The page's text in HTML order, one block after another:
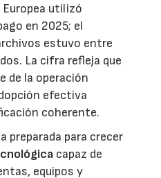
Europea utilizó
en 2025; el
estuvo entre
La cifra refleja que
de la operación
efectiva
coherente.
preparada para crecer
capaz de
equipos y